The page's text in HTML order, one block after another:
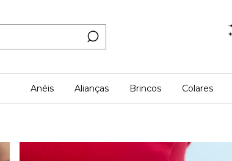
Anéis Alianças Brincos Colares